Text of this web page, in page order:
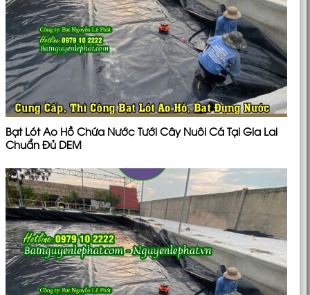
Bạt Lót Ao Hồ Chứa Nước Tưới Cây Nuôi Cá Tại Gia Lai
Chuẩn Đủ DEM